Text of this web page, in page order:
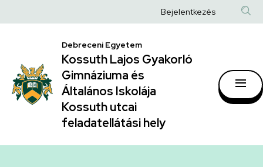
|
Kossuth
Lajos
Gyakorló
Gimnáziuma
Általános
a
Anonim
fiók
Bejelentkezés
Debreceni Egyetem
Kossuth Lajos Gyakorló
Gimnáziuma és
Általános Iskolája
Kossuth utcai
feladatellátási hely